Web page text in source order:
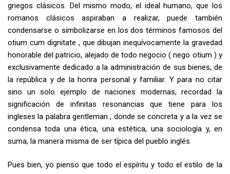
griegos clásicos. Del mismo modo, el ideal humano, que los
romanos clásicos aspiraban a realizar, puede también
condensarse o simbolizarse en los dos términos famosos del
otium cum dignitate , que dibujan inequívocamente la gravedad
honorable del patricio, alejado de todo negocio (nego otium ) y
exclusivamente dedicado a la administración de sus bienes, de
la república y de la honra personal y familiar. Y para no citar
sino un solo ejemplo de naciones modernas, recordad la
significación de infinitas resonancias que tiene para los
ingleses la palabra gentleman, donde se concreta y a la vez se
condensa toda una ética, una estética, una sociología y, en
suma, la manera misma de ser típica del pueblo inglés.
Pues bien, yo pienso que todo el espíritu y todo el estilo de la